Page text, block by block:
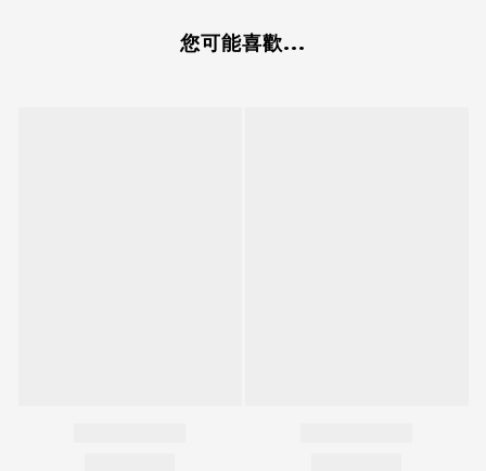
您可能喜歡...